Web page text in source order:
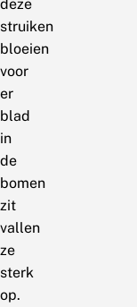
deze
struiken
bloeien
voor
er
blad
in
de
bomen
zit
vallen
ze
sterk
op.